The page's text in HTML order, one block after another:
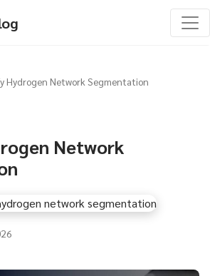
Hydrogen Network Segmentation
Network